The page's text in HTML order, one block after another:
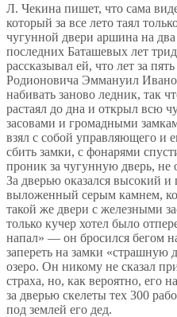
Л. Чекина пишет, что сама
который за все лето таял
чугунной двери аршина на
последних Баташевых лет
рассказывал ей, что лет за
Родионовича Эммануил
набивать заново ледник, так
растаял до дна и открыл всю
засовами и громадными
взял с собой управляющего и
сбить замки, с фонарями
проник за чугунную дверь, не
За дверью оказался высокий
выложенный серым камнем,
такой же двери с железными
только кучер хотел было
напал» — он бросился бегом
запереть на замки «страшную
озеро. Он никому не сказал
страха, но, как вероятно, его
за дверью скелеты тех 300
под землей его дед.